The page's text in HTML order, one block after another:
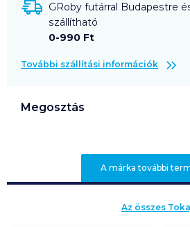
GRoby futárral Budapestre
szállítható
0-990 Ft
További szállítási információk
Megosztás
A márka további
Az összes